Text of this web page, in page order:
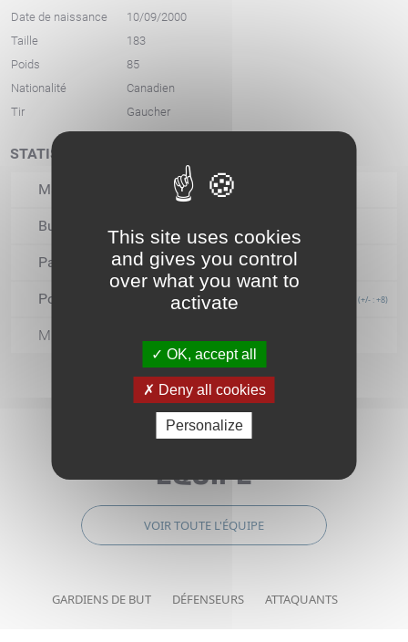
Date de naissance
10/09/2000
Taille
183
Poids
85
Nationalité
Canadien
Tir
Gaucher
STATISTIQUES
Matchs joués
Buts
Passes décisives
Points (+/- : +8)
Minutes de pénalité
ÉQUIPE
VOIR TOUTE L'ÉQUIPE
GARDIENS DE BUT DÉFENSEURS ATTAQUANTS
This site uses cookies
and gives you control
over what you want to
activate
OK, accept all
Deny all cookies
Personalize